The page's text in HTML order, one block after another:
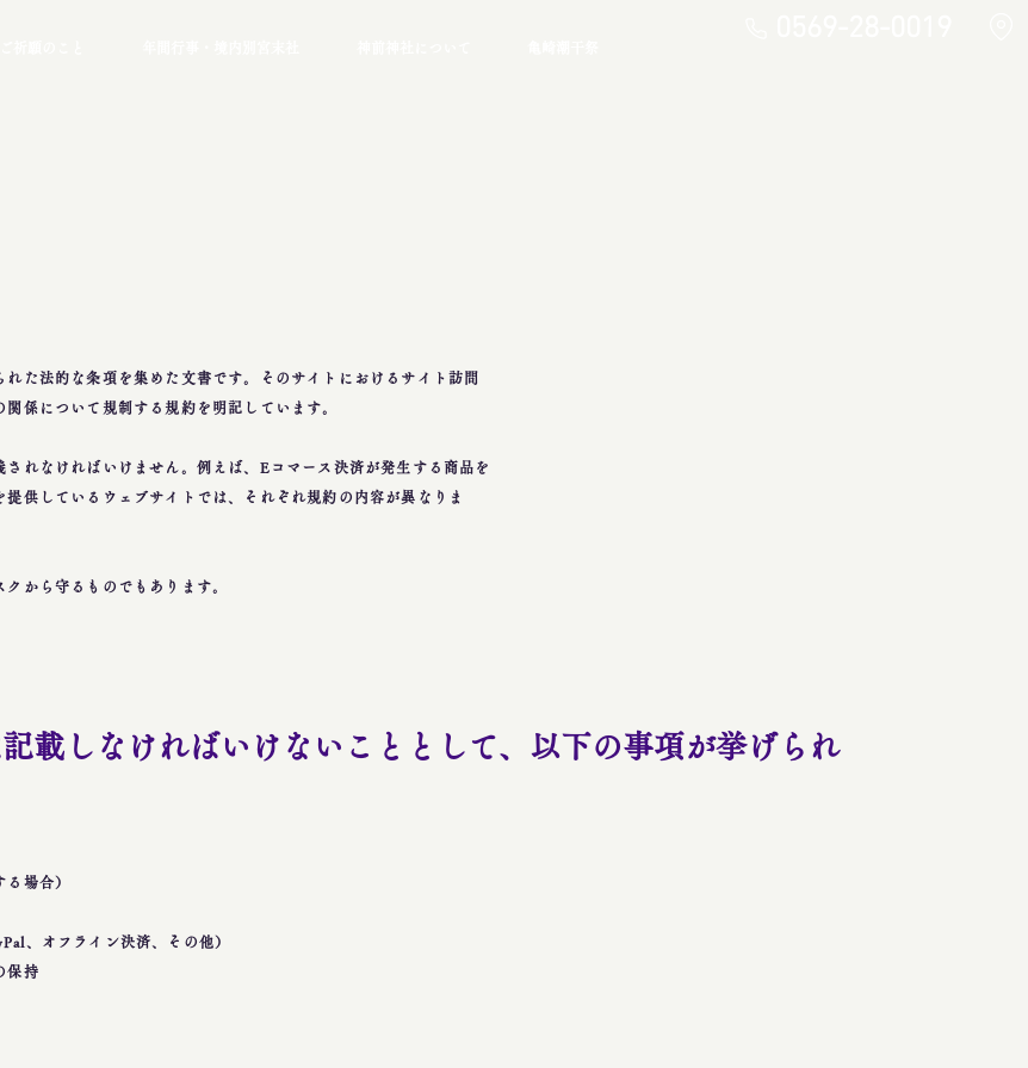
た法的な条項を集めた文書です。そのサイトにおけるサイト訪問
係について規制する規約を明記しています。
れなければいけません。例えば、Eコマース決済が発生する商品を
供しているウェブサイトでは、それぞれ規約の内容が異なりま
から守るものでもあります。
載しなければいけないこととして、以下の事項が挙げられ
場合）
、オフライン決済、その他）
保持